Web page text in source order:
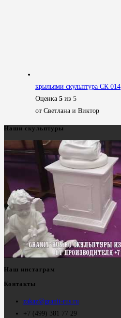
крыльями скульптура СК 014
Оценка 5 из 5
от Светлана и Виктор
Наши скульптуры
Наш инстаграм
Контакты
zakaz@granit-rus.ru
+7 (499) 381 77 29